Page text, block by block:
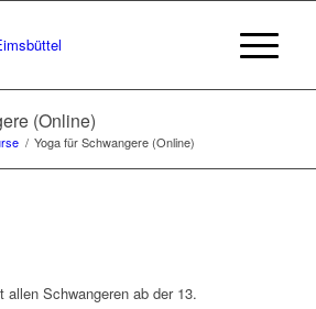
(Online)
/ Yoga für Schwangere (Online)
allen Schwangeren ab der 13.